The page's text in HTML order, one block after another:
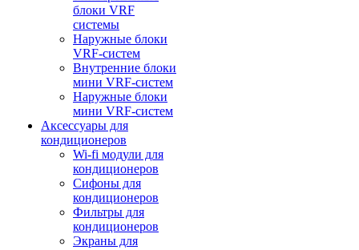
блоки VRF
системы
Наружные блоки
VRF-систем
Внутренние блоки
мини VRF-систем
Наружные блоки
мини VRF-систем
Аксессуары для
кондиционеров
Wi-fi модули для
кондиционеров
Сифоны для
кондиционеров
Фильтры для
кондиционеров
Экраны для